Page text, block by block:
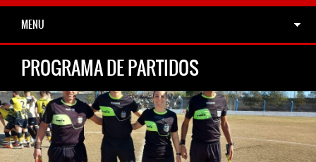
MENU
PROGRAMA DE PARTIDOS